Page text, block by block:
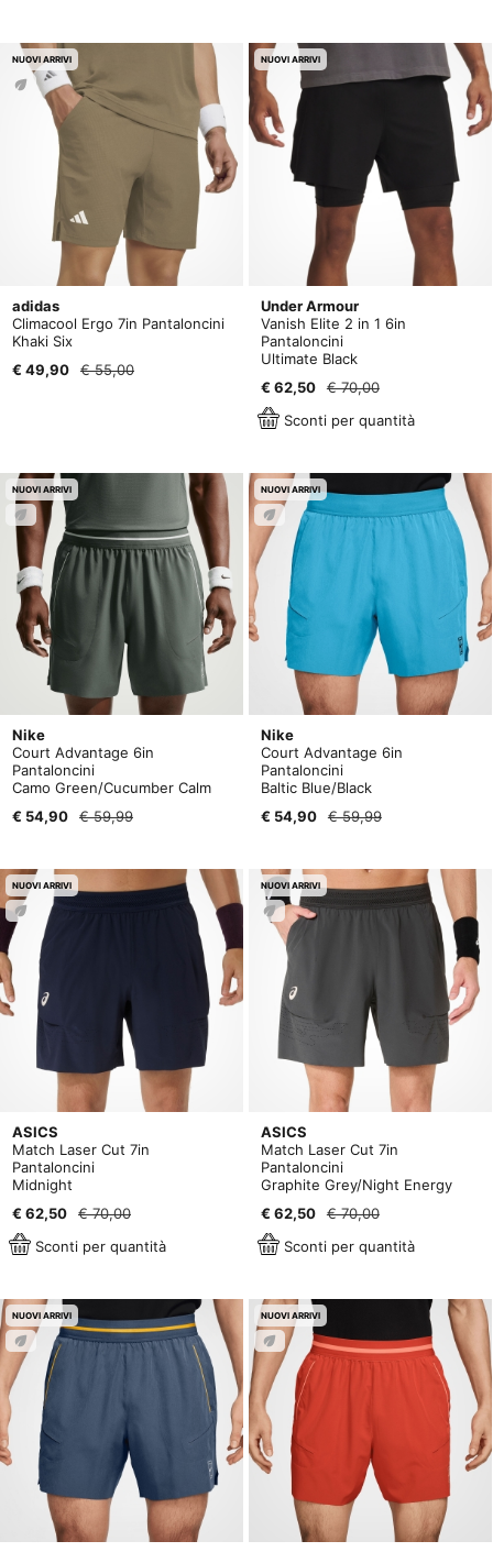
NUOVI ARRIVI
adidas
Climacool Ergo 7in Pantaloncini
Khaki Six
€ 49,90
€ 55,00
NUOVI ARRIVI
Under Armour
Vanish Elite 2 in 1 6in
Pantaloncini
Ultimate Black
€ 62,50
€ 70,00
Sconti per quantità
NUOVI ARRIVI
Nike
Court Advantage 6in
Pantaloncini
Camo Green/Cucumber Calm
€ 54,90
€ 59,99
NUOVI ARRIVI
Nike
Court Advantage 6in
Pantaloncini
Baltic Blue/Black
€ 54,90
€ 59,99
NUOVI ARRIVI
ASICS
Match Laser Cut 7in
Pantaloncini
Midnight
€ 62,50
€ 70,00
Sconti per quantità
NUOVI ARRIVI
ASICS
Match Laser Cut 7in
Pantaloncini
Graphite Grey/Night Energy
€ 62,50
€ 70,00
Sconti per quantità
NUOVI ARRIVI NUOVI ARRIVI